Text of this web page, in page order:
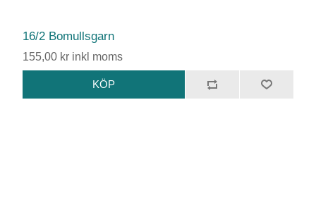
16/2 Bomullsgarn
155,00 kr inkl moms